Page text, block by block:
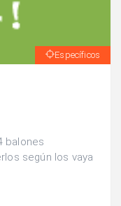
Específicos
balones
según los vaya